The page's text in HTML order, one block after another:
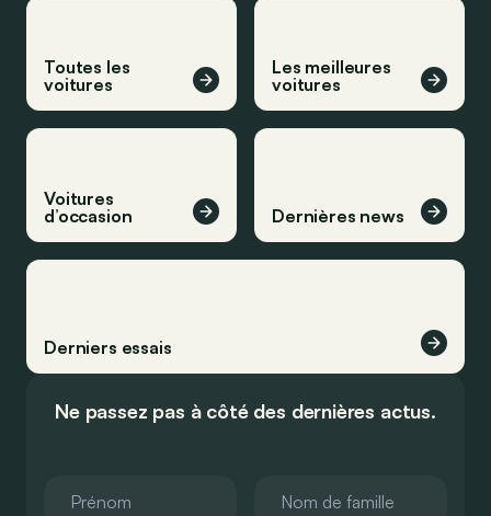
Toutes les
voitures
Les meilleures
voitures
Voitures
d’occasion
Dernières news
Derniers essais
Ne passez pas à côté des dernières actus.